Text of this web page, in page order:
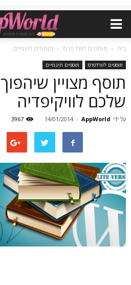
בית תוספים לוורדפרס תוספים חינמיים
תוספים לוורדפרס תוספים חינמיים
תוסף מצויין
שלכם לוויקיפדיה
על ידי AppWorld
-
14/01/2014
3967